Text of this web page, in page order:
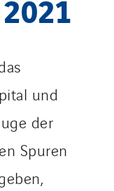
und
der
Spuren